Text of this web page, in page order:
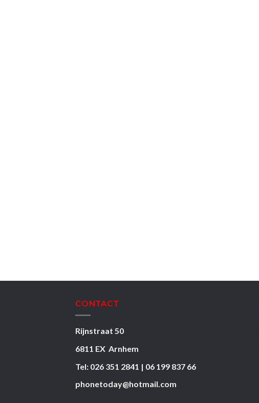
CONTACT
Rijnstraat 50
6811 EX Arnhem
Tel: 026 351 2841 | 06 199 837 66
phonetoday@hotmail.com